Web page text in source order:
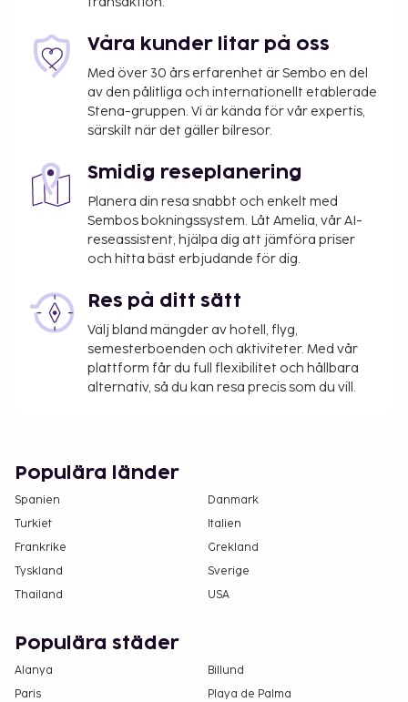
på boendet – avgifterna kan inkludera tillämpliga
skatter:
En stadsskatt tas ut av staden och betalas på
boendet. Skatten är säsongsbunden och gäller
inte alltid året om. Undantag från skatten kan
uppgifterna i bokningsbekräftelsen för mer
information.
Stadsskatt: Från 1 oktober till 31 mars, EUR 1.86
per person per natt för vuxna. EUR 0.93 per
natt för gäster från 12 till 17 år. Skatten gäller
inte barn under 12 år of age.
Stadsskatt: Från 1 april till 30 september, EUR
2.65 per person per natt för vuxna. EUR 1.33 per
natt för gäster från 12 till 17 år. Skatten gäller
inte barn under 12 år.
Avgift för flygtransfer: EUR 35.00 per rum (enkel
resa)
Det är möjligt att listan ovan inte är fullständig,
samt att avgifter och depositioner inte inkluderar
skatt. Observera att dessa kan komma att ändras.
Boendet välkomnar alla gäster, oavsett sexuell
Våra kunder litar på oss
Med över 30 års erfarenhet är Sembo en del
av den pålitliga och internationellt etablerade
Stena-gruppen. Vi är kända för vår expertis,
särskilt när det gäller bilresor.
Smidig reseplanering
Planera din resa snabbt och enkelt med
Sembos bokningssystem. Låt Amelia, vår AI-
reseassistent, hjälpa dig att jämföra priser
och hitta bäst erbjudande för dig.
Res på ditt sätt
Välj bland mängder av hotell, flyg,
semesterboenden och aktiviteter. Med vår
plattform får du full flexibilitet och hållbara
alternativ, så du kan resa precis som du vill.
Populära länder
Spanien
Danmark
Turkiet
Italien
Frankrike
Grekland
Tyskland
Sverige
Thailand
USA
Populära städer
Alanya
Billund
Paris
Playa de Palma